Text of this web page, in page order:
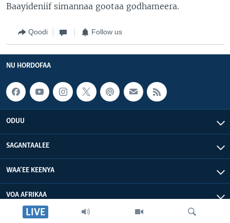
LIVE
Baayideniif simannaa gootaa godhameera.
Qoodi Follow us
NU HORDOFAA
ODUU
SAGANTAALEE
WAA’EE KEENYA
VOA AFRIKAA